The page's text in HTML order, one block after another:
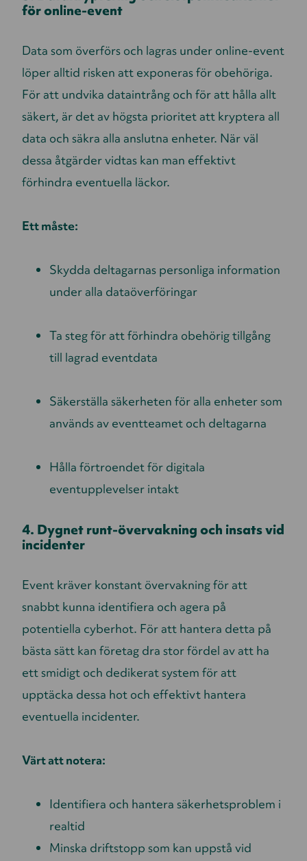
för online-event
Data som överförs och lagras under online-event
löper alltid risken att exponeras för obehöriga.
För att undvika dataintrång och för att hålla allt
säkert, är det av högsta prioritet att kryptera all
data och säkra alla anslutna enheter. När väl
dessa åtgärder vidtas kan man effektivt
förhindra eventuella läckor.
Ett måste:
Skydda deltagarnas personliga information
under alla dataöverföringar
Ta steg för att förhindra obehörig tillgång
till lagrad eventdata
Säkerställa säkerheten för alla enheter som
används av eventteamet och deltagarna
Hålla förtroendet för digitala
eventupplevelser intakt
4. Dygnet runt-övervakning och insats vid
incidenter
Event kräver konstant övervakning för att
snabbt kunna identifiera och agera på
potentiella cyberhot. För att hantera detta på
bästa sätt kan företag dra stor fördel av att ha
ett smidigt och dedikerat system för att
upptäcka dessa hot och effektivt hantera
eventuella incidenter.
Värt att notera:
Identifiera och hantera säkerhetsproblem i
realtid
Minska driftstopp som kan uppstå vid